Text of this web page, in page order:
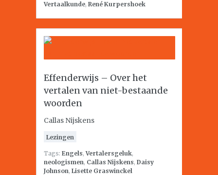
Vertaalkunde, René Kurpershoek
Effenderwijs – Over het
vertalen van niet-bestaande
woorden
Callas Nijskens
Lezingen
Tags: Engels,Vertalersgeluk,
neologismen, Callas Nijskens, Daisy
Johnson, Lisette Graswinckel